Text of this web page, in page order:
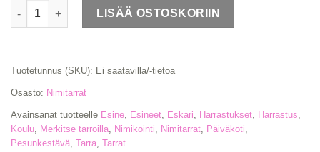
Nimitarra Pyöreä määrä
LISÄÄ OSTOSKORIIN
Tuotetunnus (SKU): Ei saatavilla/-tietoa
Osasto: Nimitarrat
Avainsanat tuotteelle Esine Esineet Eskari Harrastukset Harrastus
Koulu
Merkitse tarroilla Nimikointi Nimitarrat Päiväkoti
Pesunkestävä Tarra Tarrat